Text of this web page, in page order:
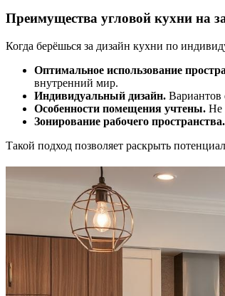
Преимущества угловой кухни на
Когда берёшься за дизайн кухни по
Оптимальное использование
внутренний мир.
Индивидуальный дизайн. Вариантов
Особенности помещения учтены. Не
Зонирование рабочего пространства.
Такой подход позволяет раскрыть